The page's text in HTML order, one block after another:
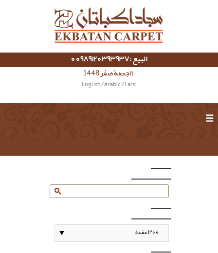
البيع :00989120393937
الجمعة صفر 1448
English/ Arabic / Farsi
☰